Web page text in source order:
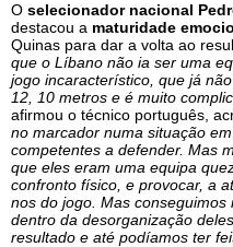
O selecionador nacional
destacou a maturidade
Quinas para dar a volta ao
que o Líbano não ia ser uma
jogo incaracterístico, que já
12, 10 metros e é muito
afirmou o técnico português,
no marcador numa situação
competentes a defender. Mas
que eles eram uma equipa
confronto físico, e provocar, a
nos do jogo. Mas
dentro da desorganização
resultado e até podíamos ter